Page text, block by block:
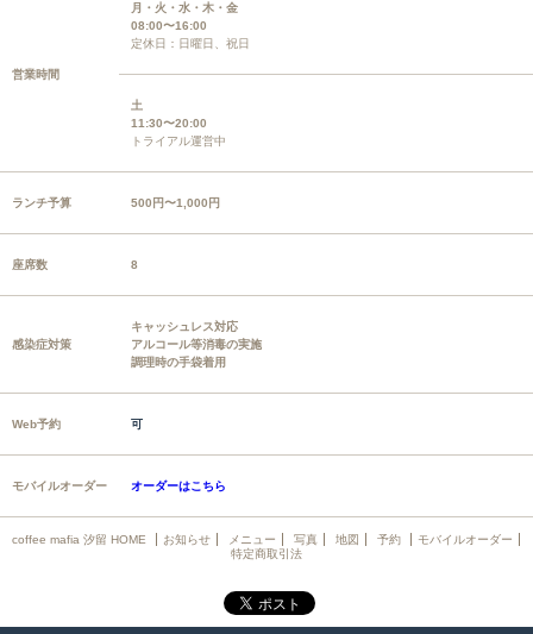
営業時間
月・火・水・木・金
08:00〜16:00
定休日：日曜日、祝日
土
11:30〜20:00
トライアル運営中
ランチ予算 500円〜1,000円
座席数 8
感染症対策
キャッシュレス対応
アルコール等消毒の実施
調理時の手袋着用
Web予約 可
モバイルオーダー オーダーはこちら
coffee mafia 汐留 HOME お知らせ メニュー 写真 地図 予約
モバイルオーダー
特定商取引法